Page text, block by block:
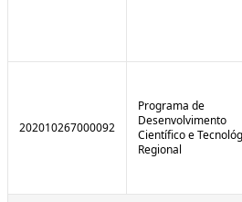
202010267000092
Programa de
Desenvolvimento
Científico e
Regional